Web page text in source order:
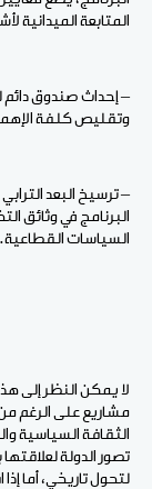
المتابعة الميدانية
– إحداث صندوق دائم
وتقليص كلفة
– ترسيخ البعد
البرنامج في وثائق
السياسات
لا يمكن النظر إلى
مشاريع على الرغم
الثقافة السياسية
تصور الدولة
لتحول تاريخي، أما